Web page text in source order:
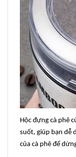
Hộc đựng cà phê
suốt, giúp bạn dễ
của cà phê để